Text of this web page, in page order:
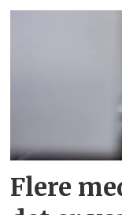
Flere